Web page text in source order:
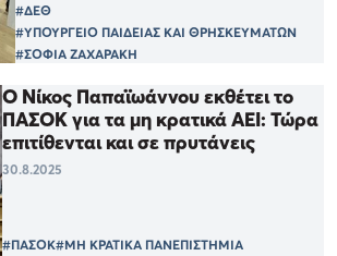
#ΔΕΘ
#ΥΠΟΥΡΓΕΙΟ ΠΑΙΔΕΙΑΣ ΚΑΙ ΘΡΗΣΚΕΥΜΑΤΩΝ
#ΣΟΦΙΑ ΖΑΧΑΡΑΚΗ
Ο Νίκος Παπαϊωάννου εκθέτει το
ΠΑΣΟΚ για τα μη κρατικά ΑΕΙ: Τώρα
επιτίθενται και σε πρυτάνεις
30.8.2025
#ΠΑΣΟΚ#ΜΗ ΚΡΑΤΙΚΑ ΠΑΝΕΠΙΣΤΗΜΙΑ